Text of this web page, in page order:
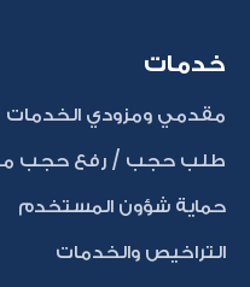
خدمات
مقدمي ومزودي الخدمات
طلب حجب / رفع حجب
حماية شؤون المستخدم
التراخيص والخدمات